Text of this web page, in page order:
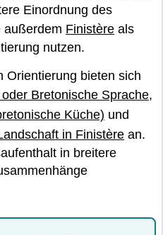
Einordnung des
außerdem Finistère als
nutzen.
Orientierung bieten sich
Bretonische Sprache,
Küche) und
in Finistère an.
in breitere